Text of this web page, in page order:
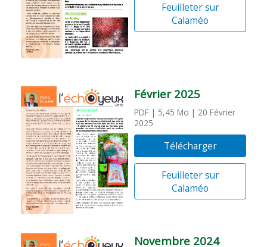
Feuilleter sur
Calaméo
Février 2025
PDF | 5,45 Mo | 20 Février
2025
Télécharger
Feuilleter sur
Calaméo
Novembre 2024